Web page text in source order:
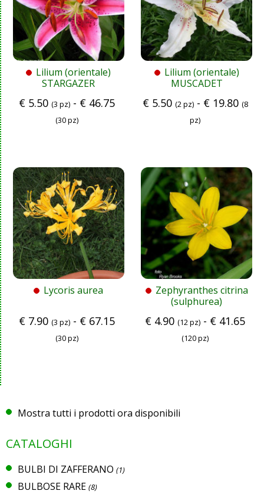
Lilium (orientale)
STARGAZER
€ 5.50 (3 pz) - € 46.75
(30 pz)
Lilium (orientale)
MUSCADET
€5.50 (2 pz)- €19.80 (8
pz)
Lycoris aurea
€ 7.90 (3 pz) - € 67.15
(30 pz)
Zephyranthes citrina
(sulphurea)
€ 4.90 (12 pz) - € 41.65
(120 pz)
Mostra tutti i prodotti ora disponibili
CATALOGHI
BULBI DI ZAFFERANO (1)
BULBOSE RARE (8)